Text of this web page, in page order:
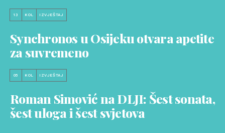
13 KOL IZVJEŠTAJ
Synchronos u Osijeku otvara apetite
za suvremeno
05 KOL IZVJEŠTAJ
Roman Simović na DLJI: Šest sonata,
šest uloga i šest svjetova